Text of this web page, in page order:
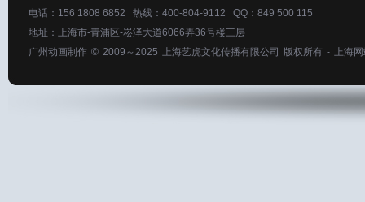
电话：156 1808 6852 热线：400-804-9112 QQ：849 500 115
地址：上海市-青浦区-崧泽大道6066弄36号楼三层
广州动画制作 © 2009～2025 上海艺虎文化传播有限公司 版权所有 - 上海